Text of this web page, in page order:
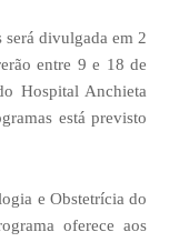
divulgada em 2
entre 9 e 18 de
Hospital Anchieta
está previsto
e Obstetrícia do
oferece aos